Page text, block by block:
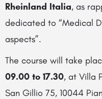
Rheinland Italia, as
dedicated to “Medical
aspects”.
The course will take
09.00 to 17.30, at Villa
San Gillio 75, 10044